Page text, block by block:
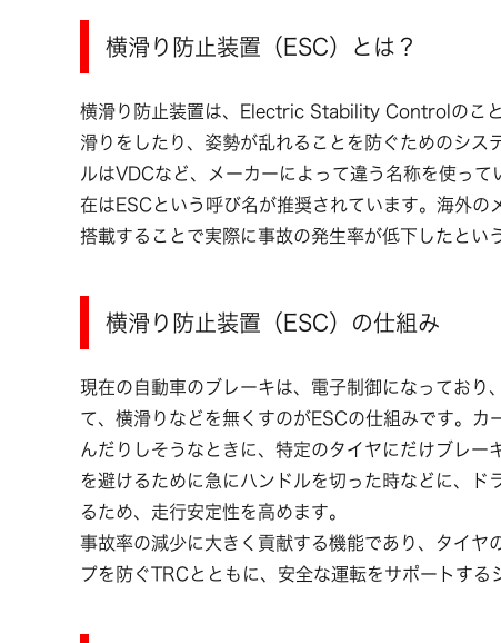
横滑り防止装置（ESC）とは？
横滑り防止装置は、Electric Stability Controlのこ
滑りをしたり、姿勢が乱れることを防ぐためのシ
ルはVDCなど、メーカーによって違う名称を使っ
在はESCという呼び名が推奨されています。海外の
搭載することで実際に事故の発生率が低下したとい
横滑り防止装置（ESC）の仕組み
現在の自動車のブレーキは、電子制御になってお
て、横滑りなどを無くすのがESCの仕組みです。
んだりしそうなときに、特定のタイヤにだけブレ
を避けるために急にハンドルを切った時などに、
るため、走行安定性を高めます。
事故率の減少に大きく貢献する機能であり、タイヤ
プを防ぐTRCとともに、安全な運転をサポートする